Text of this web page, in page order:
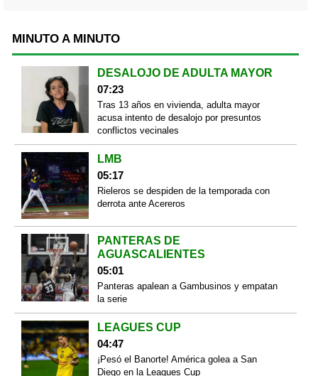
MINUTO A MINUTO
DESALOJO DE ADULTA MAYOR
07:23
Tras 13 años en vivienda, adulta mayor
acusa intento de desalojo por presuntos
conflictos vecinales
LMB
05:17
Rieleros se despiden de la temporada con
derrota ante Acereros
PANTERAS DE
AGUASCALIENTES
05:01
Panteras apalean a Gambusinos y empatan
la serie
LEAGUES CUP
04:47
¡Pesó el Banorte! América golea a San
Diego en la Leagues Cup